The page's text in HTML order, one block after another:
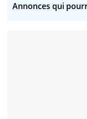
Annonces qui